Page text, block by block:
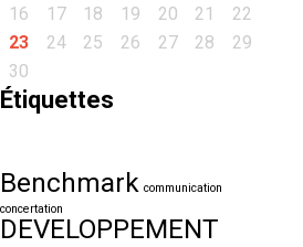
16
17 18 19 20 21
22
23
24 25 26 27 28
29
30
Étiquettes
Benchmark communication
concertation
DEVELOPPEMENT